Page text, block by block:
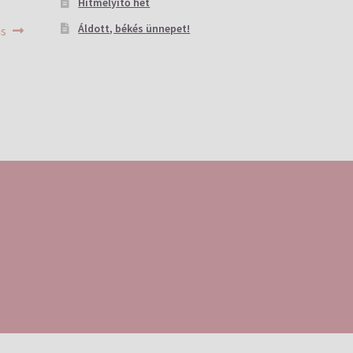
Áldott, békés ünnepet!